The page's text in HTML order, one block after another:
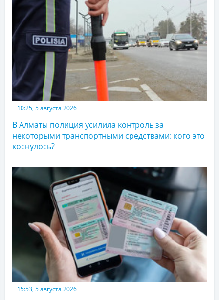
10:25, 5 августа 2026
В Алматы полиция усилила контроль за
некоторыми транспортными средствами: кого это
коснулось?
15:53, 5 августа 2026